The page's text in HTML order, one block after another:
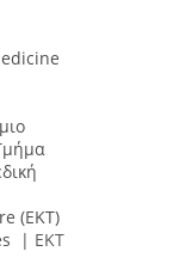
(EKT)
| ΕΚΤ